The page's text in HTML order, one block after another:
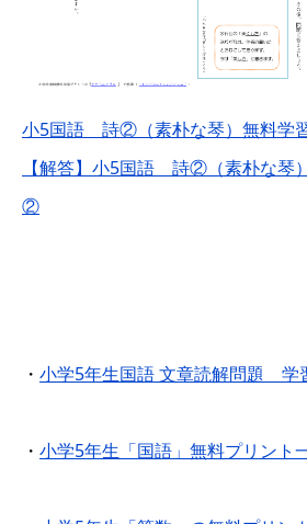
小5国語 詩②（素朴な琴）無料学
【解答】小5国語 詩②（素朴な琴
②
・ 小学5年生国語 文章読解問題 学
・ 小学5年生「国語」無料プリント